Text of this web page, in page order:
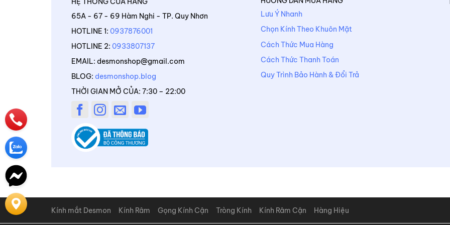
65A - 67 - 69 Hàm Nghi - TP. Quy Nhơn
HOTLINE 1: 0937876001
HOTLINE 2: 0933807137
EMAIL: desmonshop@gmail.com
BLOG: desmonshop.blog
THỜI GIAN MỞ CỦA: 7:30 – 22:00
Lưu Ý Nhanh
Chọn Kính Theo Khuôn Mặt
Cách Thức Mua Hàng
Cách Thức Thanh Toán
Quy Trình Bảo Hành & Đổi Trả
Kính mắt Desmon Kính Râm Gọng Kính Cận Tròng Kính Kính Râm Cận Hàng Hiệu